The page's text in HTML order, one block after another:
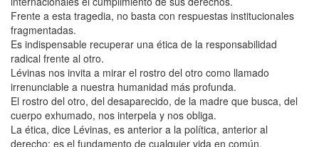
Frente a esta tragedia, no basta con respuestas institucionales
fragmentadas.
Es indispensable recuperar una ética de la responsabilidad
radical frente al otro.
Lévinas nos invita a mirar el rostro del otro como llamado
irrenunciable a nuestra humanidad más profunda.
El rostro del otro, del desaparecido, de la madre que busca, del
cuerpo exhumado, nos interpela y nos obliga.
La ética, dice Lévinas, es anterior a la política, anterior al
derecho: es el fundamento de cualquier vida en común.